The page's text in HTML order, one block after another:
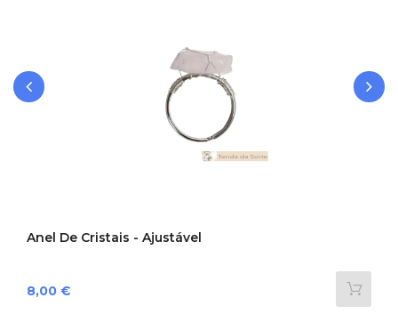
Anel De Cristais - Ajustável
Preço
8,00 €